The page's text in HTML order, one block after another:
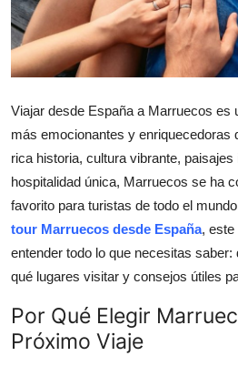
Guest Posting
Advertise with US
Crypto
Finance
Tech
Real Estate
General
Viajar desde España a Marruecos es
más emocionantes y enriquecedoras
rica historia, cultura vibrante,
hospitalidad única, Marruecos se ha
favorito para turistas de todo el
tour Marruecos desde España, este
entender todo lo que necesitas
qué lugares visitar y consejos útiles
Por Qué Elegir
Próximo Viaje